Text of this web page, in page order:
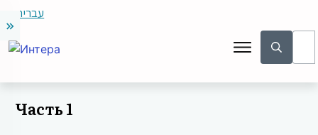
עברית
Часть 1